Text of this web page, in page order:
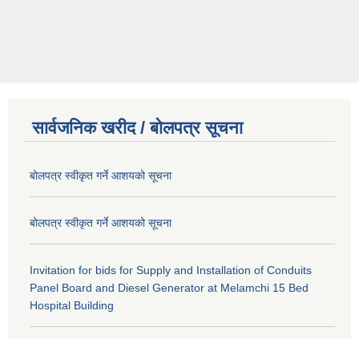
सार्वजनिक खरीद / बोलपत्र सूचना
बोलपत्र स्वीकृत गर्ने आशयको सूचना
बोलपत्र स्वीकृत गर्ने आशयको सूचना
Invitation for bids for Supply and Installation of Conduits
Panel Board and Diesel Generator at Melamchi 15 Bed
Hospital Building